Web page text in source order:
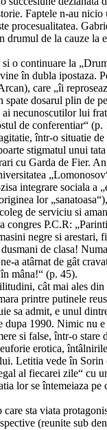
Faptele n-au nicio
procesualitatea.
drumul de la cauze la
si o continuare la
în dubla ipostaza.
care „îi
spate dosarul plin de
necunoscutilor lui
de conferentiar“ (p.
într-o situatie
stigmatul unui
cu Garda de Fier.
integrare sociala a
lor
de serviciu si
congres P.C.R:
negre si arestari,
de clasa!
a atârnat de gât
mâna!“ (p. 45).
cât mai ales din
printre putinele
sa admit, e unul
dupa 1990. Nimic nu
si false, într-o stare
erotica,
Letitia vede în Sorin
al fiecarei zile“ cu
lor se întemeiaza pe
sta viata
(reunite sub